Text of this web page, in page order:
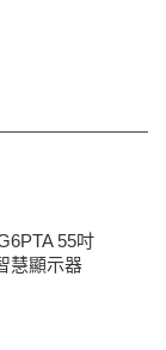
55吋
慧顯示器